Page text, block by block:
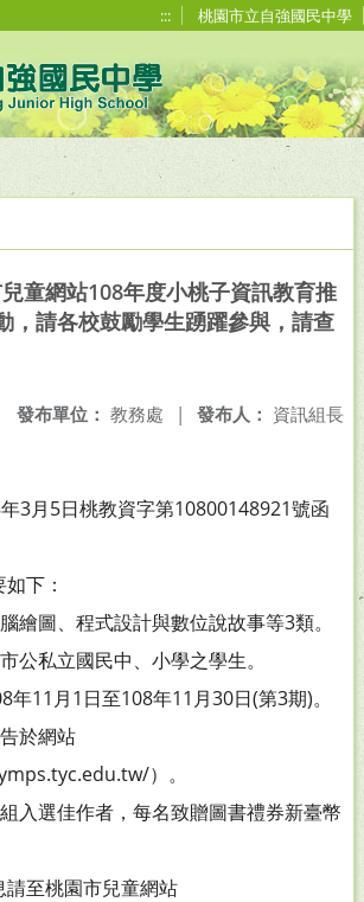
::: 桃園市立自強國民中學
童網站108年度小桃子資訊教育推
，請各校鼓勵學生踴躍參與，請查
發布人： 資訊組長
發布單位： 教務處 |
3月5日桃教資字第10800148921號函
下：
繪圖、程式設計與數位說故事等3類。
公私立國民中、小學之學生。
年11月1日至108年11月30日(第3期)。
於網站
）。
入選佳作者，每名致贈圖書禮券新臺幣
至桃園市兒童網站